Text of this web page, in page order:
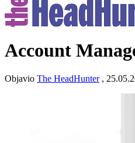
Account
Objavio The HeadHunter,